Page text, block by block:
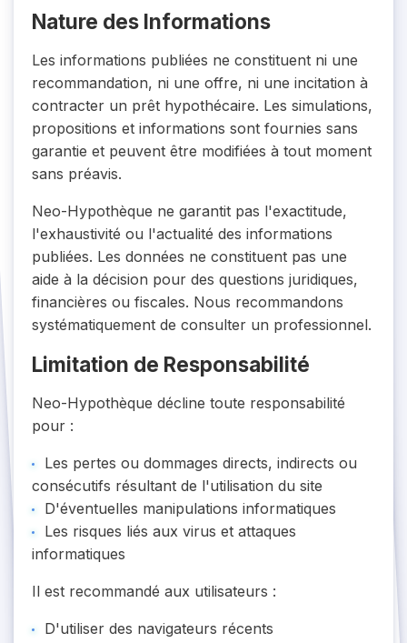
Nature des Informations
Les informations publiées ne constituent ni une
recommandation, ni une offre, ni une incitation à
contracter un prêt hypothécaire. Les simulations,
propositions et informations sont fournies sans
garantie et peuvent être modifiées à tout moment
sans préavis.
Neo-Hypothèque ne garantit pas l'exactitude,
l'exhaustivité ou l'actualité des informations
publiées. Les données ne constituent pas une
aide à la décision pour des questions juridiques,
financières ou fiscales. Nous recommandons
systématiquement de consulter un professionnel.
Limitation de Responsabilité
Neo-Hypothèque décline toute responsabilité
pour :
Les pertes ou dommages directs, indirects ou
consécutifs résultant de l'utilisation du site
D'éventuelles manipulations informatiques
Les risques liés aux virus et attaques
informatiques
Il est recommandé aux utilisateurs :
D'utiliser des navigateurs récents